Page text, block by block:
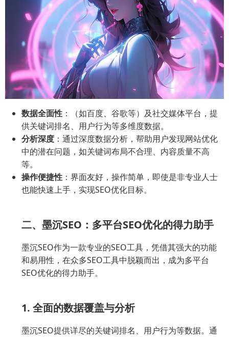
数据全面性 ：（如百度、谷歌等）及社交媒体平台，提
供关键词排名、用户行为等多维度数据。
分析深度 ：通过深度数据分析，帮助用户发现网站优化
中的潜在问题，如关键词布局不合理、内容质量不高
等。
操作便捷性 ：界面友好，操作简单，即使是非专业人士
也能快速上手，实现SEO优化目标。
二、墨沉SEO：多平台SEO优化的得力助手
墨沉SEO作为一款专业的SEO工具，凭借其强大的功能
和易用性，在众多SEO工具中脱颖而出，成为多平台
SEO优化的得力助手。
1. 全面的数据覆盖与分析
墨沉SEO提供详尽的关键词排名、用户行为等数据。通